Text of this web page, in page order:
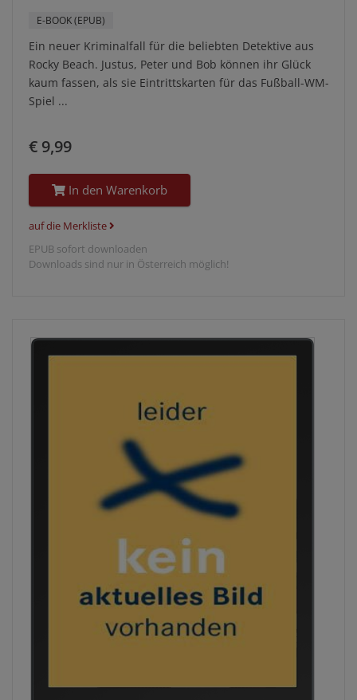
E-BOOK (EPUB)
Ein neuer Kriminalfall für die beliebten Detektive aus
Rocky Beach. Justus, Peter und Bob können ihr Glück
kaum fassen, als sie Eintrittskarten für das Fußball-WM-
Spiel ...
€ 9,99
In den Warenkorb
auf die Merkliste
EPUB sofort downloaden
Downloads sind nur in Österreich möglich!